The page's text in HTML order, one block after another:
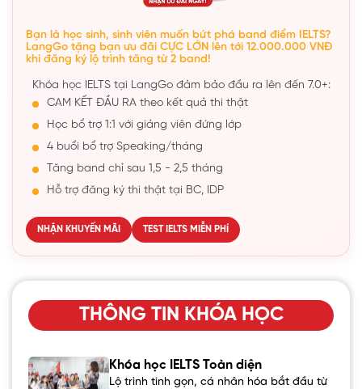
Bạn là học sinh, sinh viên muốn bứt phá band điểm IELTS?
LangGo tặng bạn ưu đãi CỰC LỚN lên tới 12.000.000 VNĐ
khi đăng ký lộ trình tăng từ 2 band!
Khóa học IELTS tại LangGo đảm bảo đầu ra lên đến 7.0+:
CAM KẾT ĐẦU RA theo kết quả thi thật
Học bổ trợ 1:1 với giảng viên đứng lớp
4 buổi bổ trợ Speaking/tháng
Tăng band chỉ sau 1,5 - 2,5 tháng
Hỗ trợ đăng ký thi thật tại BC, IDP
NHẬN KHUYẾN MÃI TEST IELTS MIỄN PHÍ
THÔNG TIN KHÓA HỌC
Khóa học IELTS Toàn diện
Lộ trình tinh gọn, cá nhân hóa bắt đầu từ